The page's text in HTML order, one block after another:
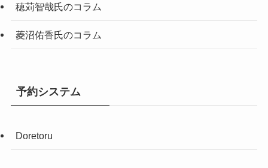
穂苅智哉氏のコラム
菱沼佑香氏のコラム
予約システム
Doretoru